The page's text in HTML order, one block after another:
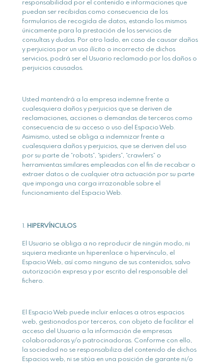
responsabilidad por el contenido e informaciones que
puedan ser recibidas como consecuencia de los
formularios de recogida de datos, estando los mismos
únicamente para la prestación de los servicios de
consultas y dudas. Por otro lado, en caso de causar daños
y perjuicios por un uso ilícito o incorrecto de dichos
servicios, podrá ser el Usuario reclamado por los daños o
perjuicios causados.
Usted mantendrá a la empresa indemne frente a
cualesquiera daños y perjuicios que se deriven de
reclamaciones, acciones o demandas de terceros como
consecuencia de su acceso o uso del Espacio Web.
Asimismo, usted se obliga a indemnizar frente a
cualesquiera daños y perjuicios, que se deriven del uso
por su parte de “robots”, “spiders”, “crawlers” o
herramientas similares empleadas con el fin de recabar o
extraer datos o de cualquier otra actuación por su parte
que imponga una carga irrazonable sobre el
funcionamiento del Espacio Web.
HIPERVÍNCULOS
El Usuario se obliga a no reproducir de ningún modo, ni
siquiera mediante un hiperenlace o hipervínculo, el
Espacio Web, así como ninguno de sus contenidos, salvo
autorización expresa y por escrito del responsable del
fichero.
El Espacio Web puede incluir enlaces a otros espacios
web, gestionados por terceros, con objeto de facilitar el
acceso del Usuario a la información de empresas
colaboradoras y/o patrocinadoras. Conforme con ello,
la sociedad no se responsabiliza del contenido de dichos
Espacios web, ni se sitúa en una posición de garante ni/o